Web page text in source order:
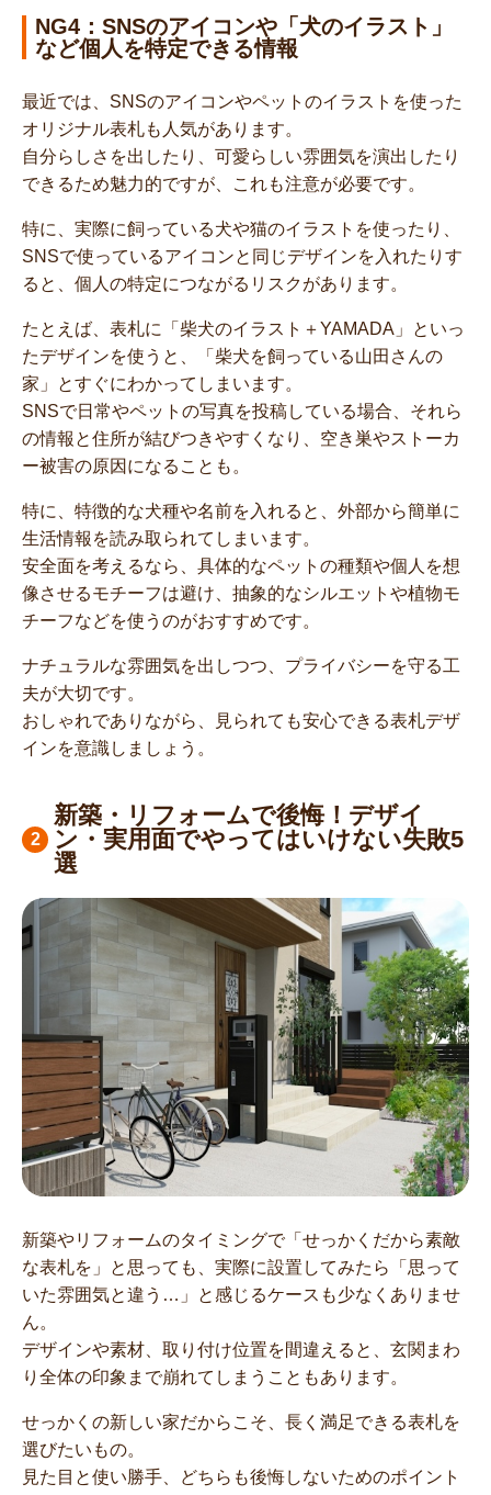
NG4：SNSのアイコンや「犬のイラスト」
など個人を特定できる情報
最近では、SNSのアイコンやペットのイラストを使った
オリジナル表札も人気があります。
自分らしさを出したり、可愛らしい雰囲気を演出したり
できるため魅力的ですが、これも注意が必要です。
特に、実際に飼っている犬や猫のイラストを使ったり、
SNSで使っているアイコンと同じデザインを入れたりす
ると、個人の特定につながるリスクがあります。
たとえば、表札に「柴犬のイラスト＋YAMADA」といっ
たデザインを使うと、「柴犬を飼っている山田さんの
家」とすぐにわかってしまいます。
SNSで日常やペットの写真を投稿している場合、それら
の情報と住所が結びつきやすくなり、空き巣やストーカ
ー被害の原因になることも。
特に、特徴的な犬種や名前を入れると、外部から簡単に
生活情報を読み取られてしまいます。
安全面を考えるなら、具体的なペットの種類や個人を想
像させるモチーフは避け、抽象的なシルエットや植物モ
チーフなどを使うのがおすすめです。
ナチュラルな雰囲気を出しつつ、プライバシーを守る工
夫が大切です。
おしゃれでありながら、見られても安心できる表札デザ
インを意識しましょう。
新築・リフォームで後悔！デザイ
ン・実用面でやってはいけない失敗5
選
新築やリフォームのタイミングで「せっかくだから素敵
な表札を」と思っても、実際に設置してみたら「思って
いた雰囲気と違う…」と感じるケースも少なくありませ
ん。
デザインや素材、取り付け位置を間違えると、玄関まわ
り全体の印象まで崩れてしまうこともあります。
せっかくの新しい家だからこそ、長く満足できる表札を
選びたいもの。
見た目と使い勝手、どちらも後悔しないためのポイント